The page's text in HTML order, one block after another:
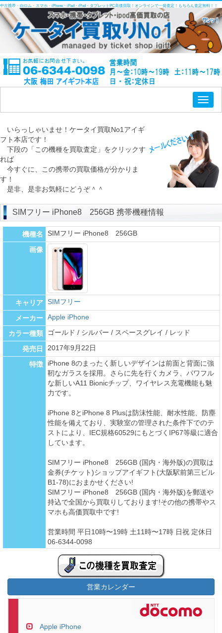
中古携帯・白ロム・スマホ・iPhone・iPad・iPod・タブレットPC高価買取！オンラインで一発査定！もちろん査定無料！！
いらっしゃいませ！ケータイ買取No1アイギ
フト本店です！
下段の「この機種を買取査定」をクリックす
れば
今すぐに、この携帯の買取価格が分かりま
す！
是非、是非お気軽にどうぞ＾＾
SIMフリー iPhone8 256GB 携帯機種情報
機種名 SIMフリー iPhone8 256GB
画像
キャリア SIMフリー
メーカー Apple iPhone
カラー種類 ゴールド / シルバー / スペースグレイ / レッド
発売日 2017年9月22日
特徴
iPhone 8のまったく新しいデザインは前面と背面に強
靭なガラスを採用。さらに先を行くカメラ、パワフル
な新しいA11 Bionicチップ、ワイヤレス充電機能も魅
力です。
iPhone 8とiPhone 8 Plusは防沫性能、耐水性能、防塵
性能を備えており、実験室の管理された条件下でのテ
ストにより、IEC規格60529にもとづくIP67等級に適合
しています。
SIMフリー iPhone8 256GB (国内・海外版)の買取は
金券(チケット)ショップアイギフト(大阪駅前第三ビル
B1-78)におまかせください!
SIMフリー iPhone8 256GB (国内・海外版)を郵送や
持込で全国から買取りしております!その他の携帯やス
マホも高価買取中です!
営業時間 平日10時〜19時 土11時〜17時 日祝 定休日
06-6344-0098
営業カレンダー
Apple iPhone